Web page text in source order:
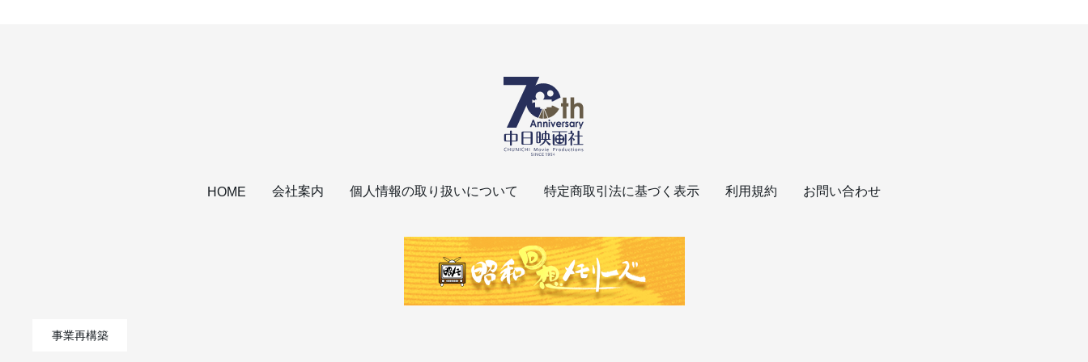
HOME 会社案内 個人情報の取り扱いについて 特定商取引法に基づく表示 利用規約 お問い合わせ
事業再構築